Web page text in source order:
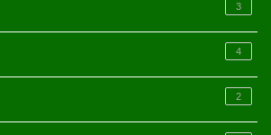
3
4
2